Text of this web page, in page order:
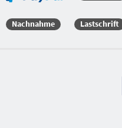
Versandkostenfreie
Nachnahme Lastschrift